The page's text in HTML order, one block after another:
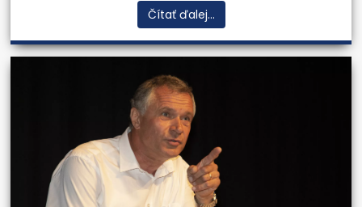
Čítať ďalej...